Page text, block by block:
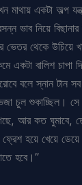
মাথায় একটা অল্প
ভাব নিয়ে
ভেতর থেকে উচিয়ে
একটা বালিশ চাপা
বলে স্নান টান
চুল শুকাচ্ছিল।
আর কত ঘুমাবে,
হয়ে খেয়ে
হবে।”